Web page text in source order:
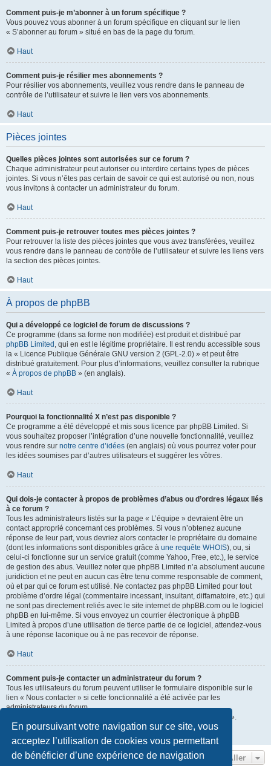
En poursuivant votre navigation sur ce site, vous
acceptez l’utilisation de cookies vous permettant
de bénéficier d’une expérience de navigation
Comment puis-je m’abonner à un forum spécifique ?
Vous pouvez vous abonner à un forum spécifique en cliquant sur le lien
« S’abonner au forum » situé en bas de la page du forum.
Haut
Comment puis-je résilier mes abonnements ?
Pour résilier vos abonnements, veuillez vous rendre dans le panneau de
contrôle de l’utilisateur et suivre le lien vers vos abonnements.
Haut
Pièces jointes
Quelles pièces jointes sont autorisées sur ce forum ?
Chaque administrateur peut autoriser ou interdire certains types de pièces
jointes. Si vous n’êtes pas certain de savoir ce qui est autorisé ou non, nous
vous invitons à contacter un administrateur du forum.
Haut
Comment puis-je retrouver toutes mes pièces jointes ?
Pour retrouver la liste des pièces jointes que vous avez transférées, veuillez
vous rendre dans le panneau de contrôle de l’utilisateur et suivre les liens vers
la section des pièces jointes.
Haut
À propos de phpBB
Qui a développé ce logiciel de forum de discussions ?
Ce programme (dans sa forme non modifiée) est produit et distribué par
phpBB Limited , qui en est le légitime propriétaire. Il est rendu accessible sous
la « Licence Publique Générale GNU version 2 (GPL-2.0) » et peut être
distribué gratuitement. Pour plus d’informations, veuillez consulter la rubrique
« À propos de phpBB » (en anglais).
Haut
Pourquoi la fonctionnalité X n’est pas disponible ?
Ce programme a été développé et mis sous licence par phpBB Limited. Si
vous souhaitez proposer l’intégration d’une nouvelle fonctionnalité, veuillez
vous rendre sur notre centre d’idées (en anglais) où vous pourrez voter pour
les idées soumises par d’autres utilisateurs et suggérer les vôtres.
Haut
Qui dois-je contacter à propos de problèmes d’abus ou d’ordres légaux liés
à ce forum ?
Tous les administrateurs listés sur la page « L’équipe » devraient être un
contact approprié concernant ces problèmes. Si vous n’obtenez aucune
réponse de leur part, vous devriez alors contacter le propriétaire du domaine
(dont les informations sont disponibles grâce à une requête WHOIS), ou, si
celui-ci fonctionne sur un service gratuit (comme Yahoo, Free, etc.), le service
de gestion des abus. Veuillez noter que phpBB Limited n’a absolument aucune
juridiction et ne peut en aucun cas être tenu comme responsable de comment,
où et par qui ce forum est utilisé. Ne contactez pas phpBB Limited pour tout
problème d’ordre légal (commentaire incessant, insultant, diffamatoire, etc.) qui
ne sont pas directement reliés avec le site internet de phpBB.com ou le logiciel
phpBB en lui-même. Si vous envoyez un courrier électronique à phpBB
Limited à propos d’une utilisation de tierce partie de ce logiciel, attendez-vous
à une réponse laconique ou à ne pas recevoir de réponse.
Haut
Comment puis-je contacter un administrateur du forum ?
Tous les utilisateurs du forum peuvent utiliser le formulaire disponible sur le
lien « Nous contacter » si cette fonctionnalité a été activée par les
administrateurs du forum.
Les membres du forum peuvent également utiliser le lien « L’équipe ».
Aller